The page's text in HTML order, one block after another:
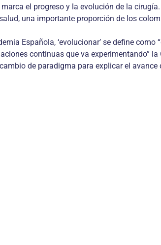
el progreso y la evolución de la
una importante proporción de los
Española, ‘evolucionar’ se define
continuas que va experimentando”
de paradigma para explicar el avance